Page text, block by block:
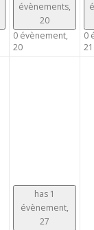
évènements,
20
0 évènement,
20
0
21
has 1
évènement,
27